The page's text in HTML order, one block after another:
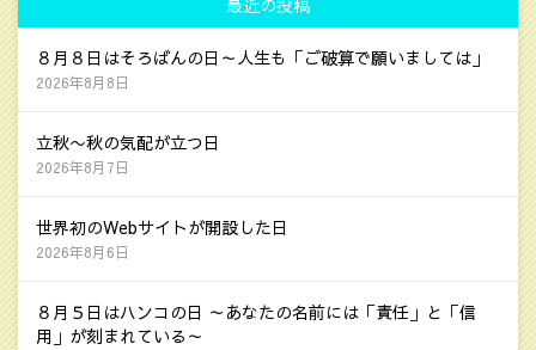
最近の投稿
８月８日はそろばんの日～人生も「ご破算で願いましては」
2026年8月8日
立秋〜秋の気配が立つ日
2026年8月7日
世界初のWebサイトが開設した日
2026年8月6日
８月５日はハンコの日 ～あなたの名前には「責任」と「信
用」が刻まれている～